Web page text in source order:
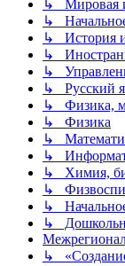
↳ Мировая и
↳ Начальное
↳ История и
↳
↳
↳ Русский
↳ Физика,
↳ Физика
↳
↳
↳ Химия,
↳
↳
↳
↳